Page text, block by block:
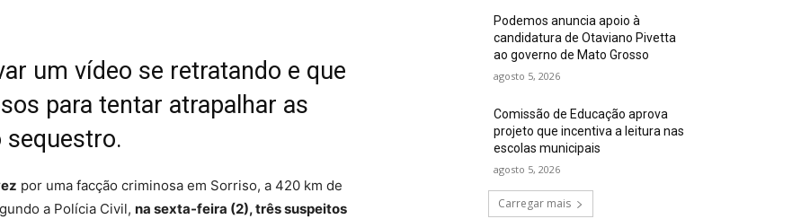
um vídeo se retratando e que
para tentar atrapalhar as
sequestro.
por uma facção criminosa em Sorriso, a 420 km de
a Polícia Civil, na sexta-feira (2), três suspeitos
Podemos anuncia apoio à
candidatura de Otaviano Pivetta
ao governo de Mato Grosso
agosto 5, 2026
Comissão de Educação aprova
projeto que incentiva a leitura nas
escolas municipais
agosto 5, 2026
Carregar mais